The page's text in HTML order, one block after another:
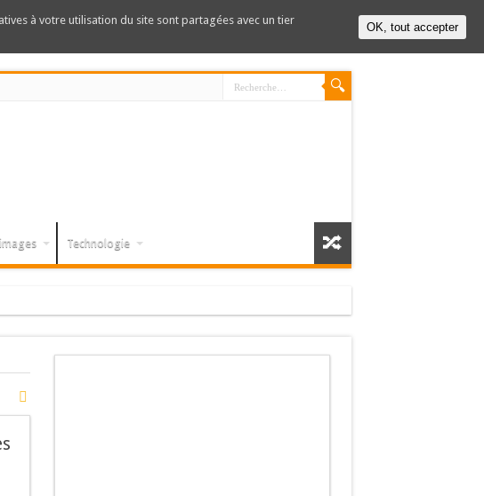
images Technologie
à votre utilisation du site sont partagées avec un tier
OK, tout accepter